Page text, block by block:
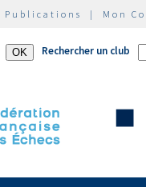
Publications | Mon
Rechercher un club